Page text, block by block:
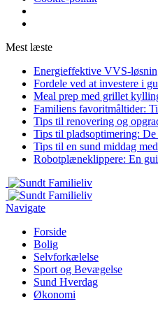
Mest læste
Energieffektive VVS-
Fordele ved at investere i
Meal prep med grillet
Familiens favoritmåltider:
Tips til renovering og
Tips til pladsoptimering:
Tips til en sund middag
Robotplæneklippere: En
Navigate
Forside
Bolig
Selvforkælelse
Sport og Bevægelse
Sund Hverdag
Økonomi